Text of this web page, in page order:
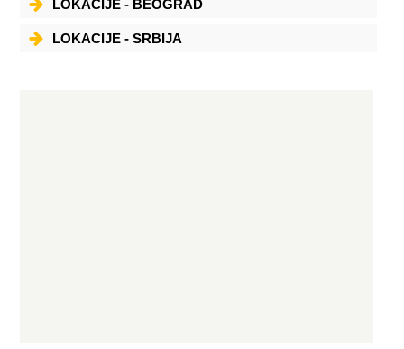
LOKACIJE - BEOGRAD
LOKACIJE - SRBIJA